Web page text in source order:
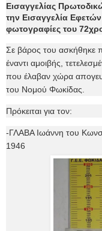
Εισαγγελίας
την Εισαγγελία Εφετών
φωτογραφίες του
Σε βάρος του ασκήθηκε
έναντι αμοιβής,
που έλαβαν χώρα
του Νομού Φωκίδας.
Πρόκειται για τον:
-ΓΛΑΒΑ Ιωάννη του
1946